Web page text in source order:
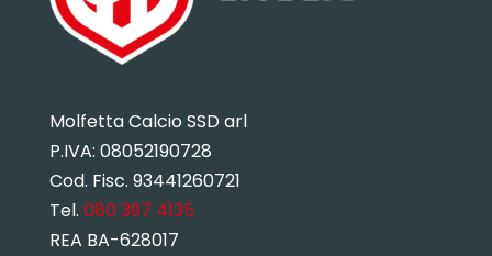
Molfetta Calcio SSD arl
P.IVA: 08052190728
Cod. Fisc. 93441260721
Tel. 080 397 4135
REA BA-628017